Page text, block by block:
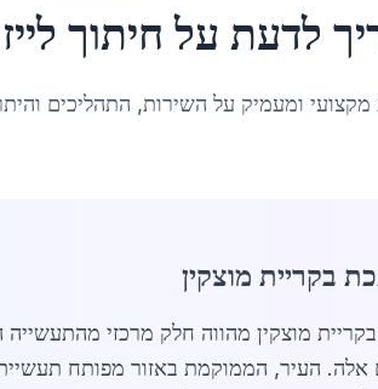
לדעת על חיתוך
מקצועי ומעמיק על השירות, התהליכים
בקריית מוצקין
העיר, הממוקמת באזור מפותח